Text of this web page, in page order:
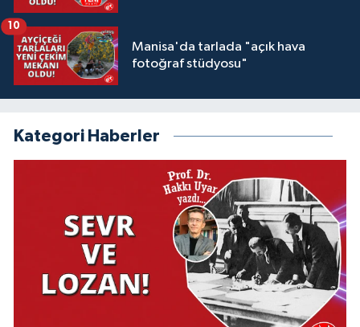
Manisa'da tarlada "açık hava
fotoğraf stüdyosu"
10
Kategori Haberler